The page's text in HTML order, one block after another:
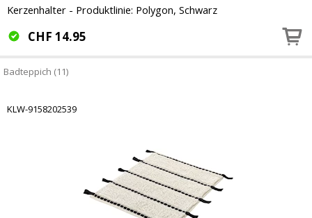
Kerzenhalter - Produktlinie: Polygon, Schwarz
CHF 14.95
Badteppich (11)
KLW-9158202539